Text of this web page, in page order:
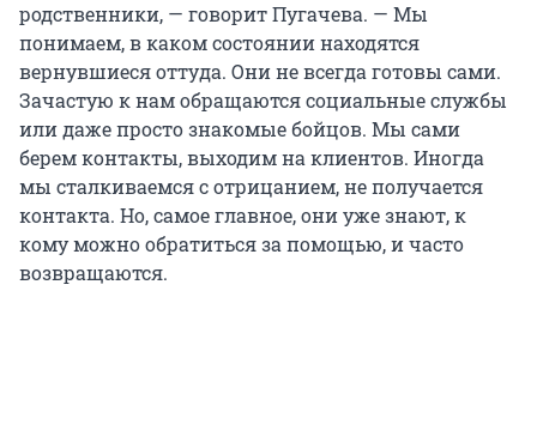
родственники, — говорит Пугачева. — Мы
понимаем, в каком состоянии находятся
вернувшиеся оттуда. Они не всегда готовы сами.
Зачастую к нам обращаются социальные службы
или даже просто знакомые бойцов. Мы сами
берем контакты, выходим на клиентов. Иногда
мы сталкиваемся с отрицанием, не получается
контакта. Но, самое главное, они уже знают, к
кому можно обратиться за помощью, и часто
возвращаются.